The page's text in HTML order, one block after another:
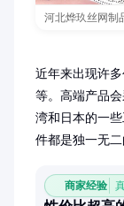
河北烨玖丝网制
近年来出现许
等。高端产品
湾和日本的一
件都是独一无二
商家经验